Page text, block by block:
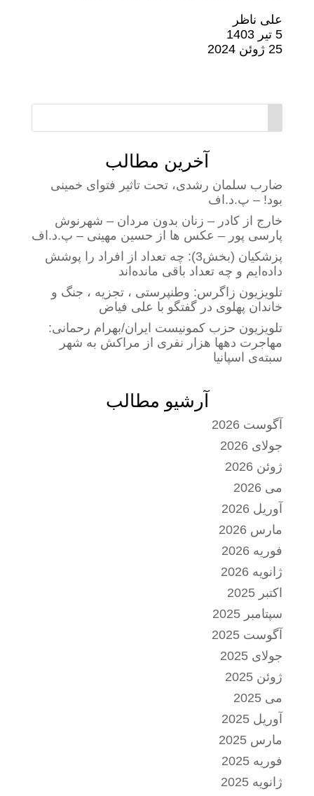
علی ناظر
5 تیر 1403
25 ژوئن 2024
آخرین مطالب
ضارب سلمان رشدی، تحت تاثیر فتوای خمینی
بود! – پ.د.اف
خارج از کادر – زنان بدون مردان – شهرنوش
پارسی پور – عکس ها از حسین مهینی – پ.د.اف
پزشکیان (بخش3): چه تعداد از افراد را پوشش
داده‌ایم و چه تعداد باقی مانده‌اند
تلویزیون زاگرس: وطنپرستی ، تجزیه ، جنگ و
خاندان پهلوی در گفتگو با علی فیاض
تلویزیون حزب کمونیست ایران/بهرام رحمانی:
مهاجرت دهها هزار نفری از مراکش به شهر
سبته‌ی اسپانیا
آرشیو مطالب
آگوست 2026
جولای 2026
ژوئن 2026
می 2026
آوریل 2026
مارس 2026
فوریه 2026
ژانویه 2026
اکتبر 2025
سپتامبر 2025
آگوست 2025
جولای 2025
ژوئن 2025
می 2025
آوریل 2025
مارس 2025
فوریه 2025
ژانویه 2025